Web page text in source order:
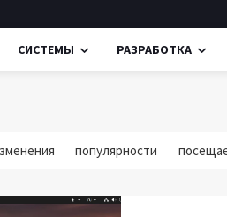
СИСТЕМЫ РАЗРАБОТКА
популярности